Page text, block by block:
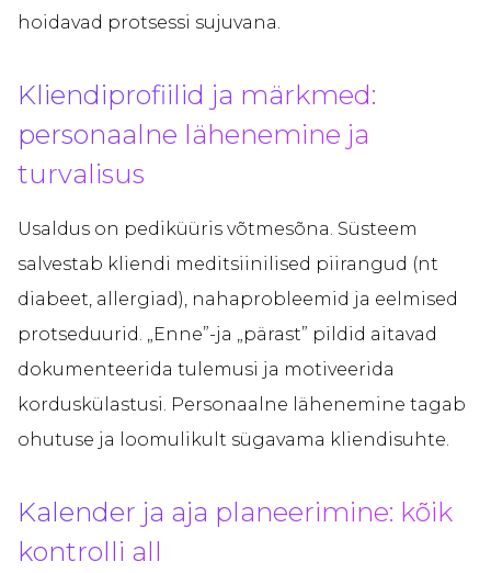
hoidavad protsessi sujuvana.
Kliendiprofiilid ja märkmed:
personaalne lähenemine ja
turvalisus
Usaldus on pediküüris võtmesõna. Süsteem
salvestab kliendi meditsiinilised piirangud (nt
diabeet, allergiad), nahaprobleemid ja eelmised
protseduurid. „Enne”-ja „pärast” pildid aitavad
dokumenteerida tulemusi ja motiveerida
korduskülastusi. Personaalne lähenemine tagab
ohutuse ja loomulikult sügavama kliendisuhte.
Kalender ja aja planeerimine: kõik
kontrolli all